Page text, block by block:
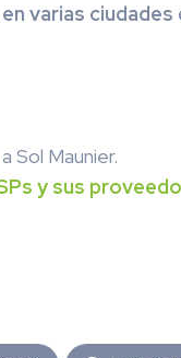
varias
Sol Maunier.
y sus